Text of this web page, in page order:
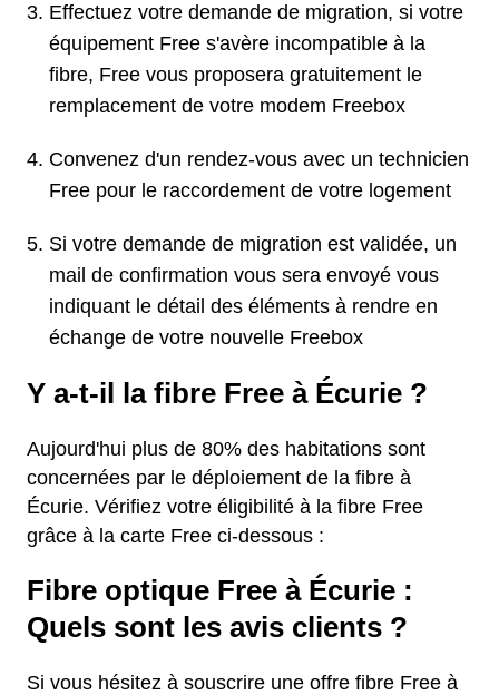
Effectuez votre demande de migration, si votre
équipement Free s'avère incompatible à la
fibre, Free vous proposera gratuitement le
remplacement de votre modem Freebox
Convenez d'un rendez-vous avec un technicien
Free pour le raccordement de votre logement
Si votre demande de migration est validée, un
mail de confirmation vous sera envoyé vous
indiquant le détail des éléments à rendre en
échange de votre nouvelle Freebox
Y a-t-il la fibre Free à Écurie ?
Aujourd'hui plus de 80% des habitations sont
concernées par le déploiement de la fibre à
Écurie. Vérifiez votre éligibilité à la fibre Free
grâce à la carte Free ci-dessous :
Fibre optique Free à Écurie :
Quels sont les avis clients ?
Si vous hésitez à souscrire une offre fibre Free à